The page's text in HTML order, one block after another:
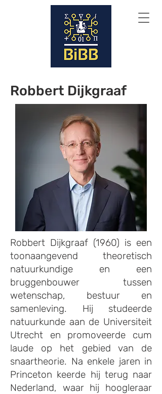
Robbert Dijkgraaf
Robbert Dijkgraaf (1960) is een
toonaangevend theoretisch
natuurkundige en een
bruggenbouwer tussen
wetenschap, bestuur en
samenleving. Hij studeerde
natuurkunde aan de Universiteit
Utrecht en promoveerde cum
laude op het gebied van de
snaartheorie. Na enkele jaren in
Princeton keerde hij terug naar
Nederland, waar hij hoogleraar